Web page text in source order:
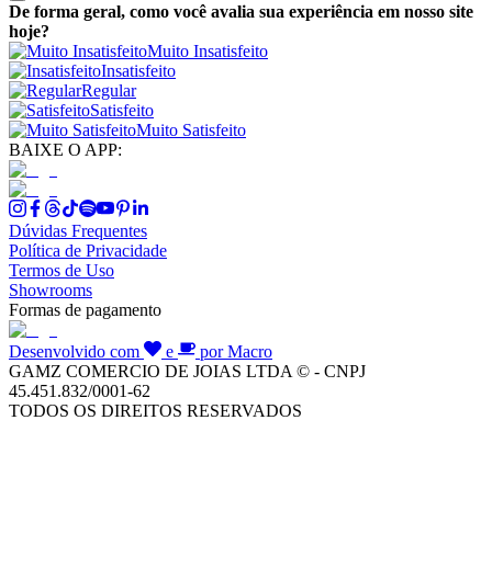
De forma geral, como você avalia sua experiência em nosso site
hoje?
Muito Insatisfeito
Insatisfeito
Regular
Satisfeito
Muito Satisfeito
BAIXE O APP:
Dúvidas Frequentes
Política de Privacidade
Termos de Uso
Showrooms
Formas de pagamento
Desenvolvido com e
por Macro
GAMZ COMERCIO DE JOIAS LTDA © - CNPJ
45.451.832/0001-62
TODOS OS DIREITOS RESERVADOS